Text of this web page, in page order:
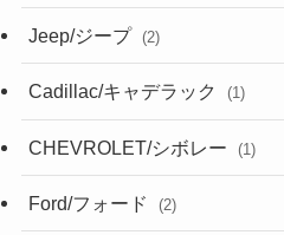
Jeep/ジープ (2)
Cadillac/キャデラック (1)
CHEVROLET/シボレー (1)
Ford/フォード (2)